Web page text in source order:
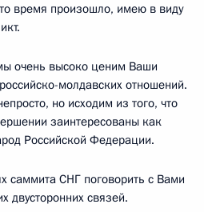
время произошло, имею в виду
очень высоко ценим Ваши
молдавских отношений.
но исходим из того, что
заинтересованы как
Российской Федерации.
саммита СНГ поговорить с Вами
двусторонних связей.